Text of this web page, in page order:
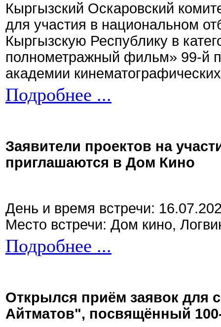
Кыргызский Оскаровский
для участия в национальном
Кыргызскую Республику в
полнометражный фильм» 99-й
академии
Подробнее ...
Заявители проектов на
приглашаются в Дом Кино
День и время встречи:
Место встречи: Дом кино,
Подробнее ...
Открылся приём заявок для
Айтматов", посвящённый